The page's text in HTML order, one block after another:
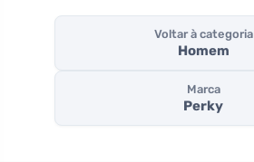
Voltar à categoria
Homem
Marca
Perky